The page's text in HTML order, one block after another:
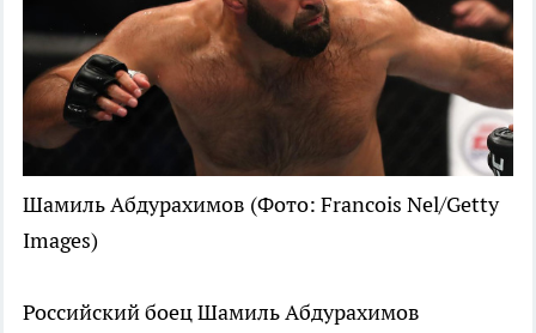
Шамиль Абдурахимов (Фото: Francois Nel/Getty
Images)
Российский боец Шамиль Абдурахимов